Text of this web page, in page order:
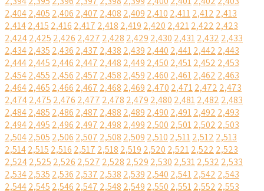
2,4042,405 2,406 2,407 2,408 2,409 2,410 2,4112,412 2,413
2,4142,415 2,416 2,417 2,418 2,419 2,420 2,4212,422 2,423
2,4242,425 2,426 2,427 2,428 2,429 2,430 2,4312,432 2,433
2,4342,435 2,436 2,437 2,438 2,439 2,440 2,4412,442 2,443
2,4442,445 2,446 2,447 2,448 2,449 2,450 2,4512,452 2,453
2,4542,455 2,456 2,457 2,458 2,459 2,460 2,4612,462 2,463
2,4642,465 2,466 2,467 2,468 2,469 2,470 2,4712,472 2,473
2,4742,475 2,476 2,477 2,478 2,479 2,480 2,4812,482 2,483
2,4842,485 2,486 2,487 2,488 2,489 2,490 2,4912,492 2,493
2,4942,495 2,496 2,497 2,498 2,499 2,500 2,5012,502 2,503
2,5042,505 2,506 2,507 2,508 2,509 2,510 2,5112,512 2,513
2,5142,515 2,516 2,517 2,518 2,519 2,520 2,5212,522 2,523
2,5242,525 2,526 2,527 2,528 2,529 2,530 2,5312,532 2,533
2,5342,535 2,536 2,537 2,538 2,539 2,540 2,5412,542 2,543
2,5442,545 2,546 2,547 2,548 2,549 2,550 2,5512,552 2,553